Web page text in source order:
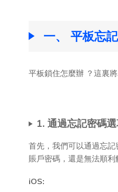
一、 平板忘
平板鎖住怎麼辦 ？這裏
1. 通過忘記密碼
首先，我們可以通過忘
賬戶密碼，還是無法順利
iOS: